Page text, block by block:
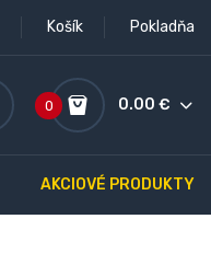
Košík Pokladňa
0 0.00 €
AKCIOVÉ PRODUKTY